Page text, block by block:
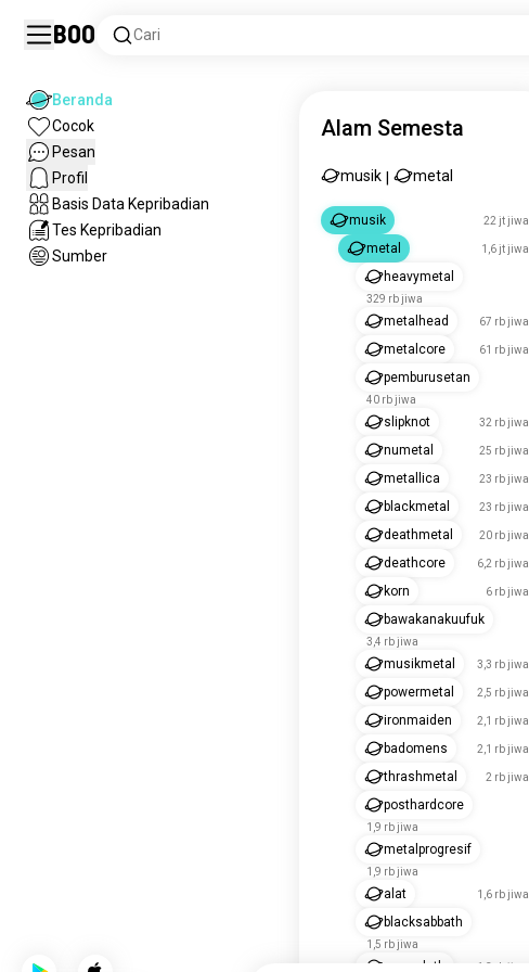
Boo Cari
Beranda
Cocok
Pesan
Profil
Basis Data Kepribadian
Tes Kepribadian
Sumber
Alam Semesta
musik metal
musik 22 jt jiwa
metal 1,6 jt jiwa
heavymetal
329 rb jiwa
metalhead 67 rb jiwa
metalcore 61 rb jiwa
pemburusetan
40 rb jiwa
slipknot 32 rb jiwa
numetal 25 rb jiwa
metallica 23 rb jiwa
blackmetal 23 rb jiwa
deathmetal 20 rb jiwa
deathcore 6,2 rb jiwa
korn 6 rb jiwa
bawakanakuufuk
3,4 rb jiwa
musikmetal 3,3 rb jiwa
powermetal 2,5 rb jiwa
ironmaiden 2,1 rb jiwa
badomens 2,1 rb jiwa
thrashmetal 2 rb jiwa
posthardcore
1,9 rb jiwa
metalprogresif
1,9 rb jiwa
alat 1,6 rb jiwa
blacksabbath
1,5 rb jiwa
megadeth 1,3 rb jiwa